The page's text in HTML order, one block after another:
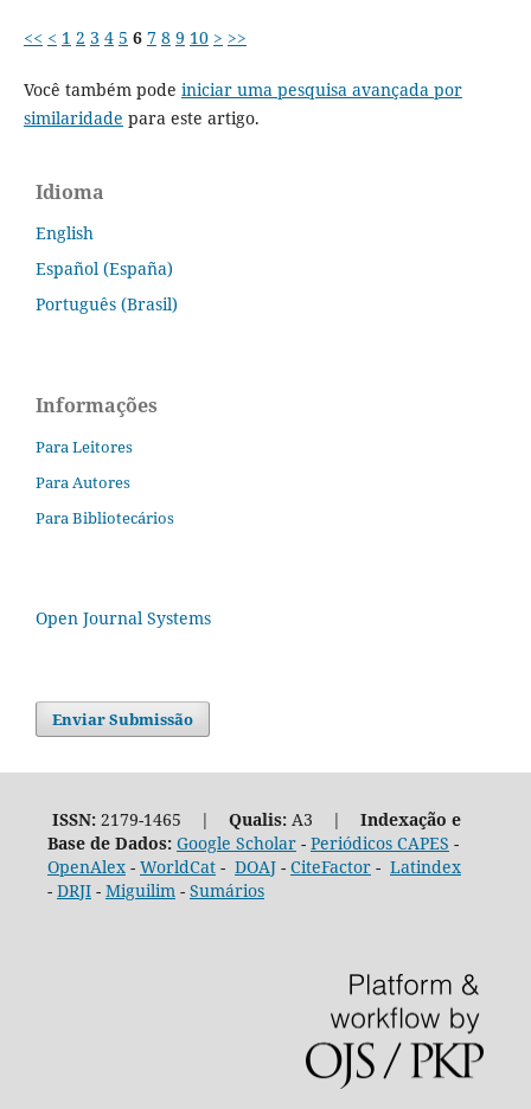
<< < 1 2 3 4 5 6 7 8 9 10 > >>
Você também pode iniciar uma pesquisa avançada por
similaridade para este artigo.
Idioma
English
Español (España)
Português (Brasil)
Informações
Para Leitores
Para Autores
Para Bibliotecários
Open Journal Systems
Enviar Submissão
ISSN:2179-1465 | Qualis:A3 | Indexação e
Base de Dados: Google Scholar- Periódicos CAPES -
OpenAlex- WorldCat- DOAJ- CiteFactor- Latindex
- DRJI- Miguilim - Sumários